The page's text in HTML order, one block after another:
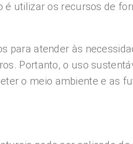
é utilizar os recursos de
para atender às
Portanto, o uso
o meio ambiente e as